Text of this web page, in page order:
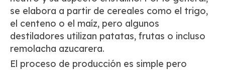
se elabora a partir de cereales como el trigo,
el centeno o el maíz, pero algunos
destiladores utilizan patatas, frutas o incluso
remolacha azucarera.
El proceso de producción es simple pero